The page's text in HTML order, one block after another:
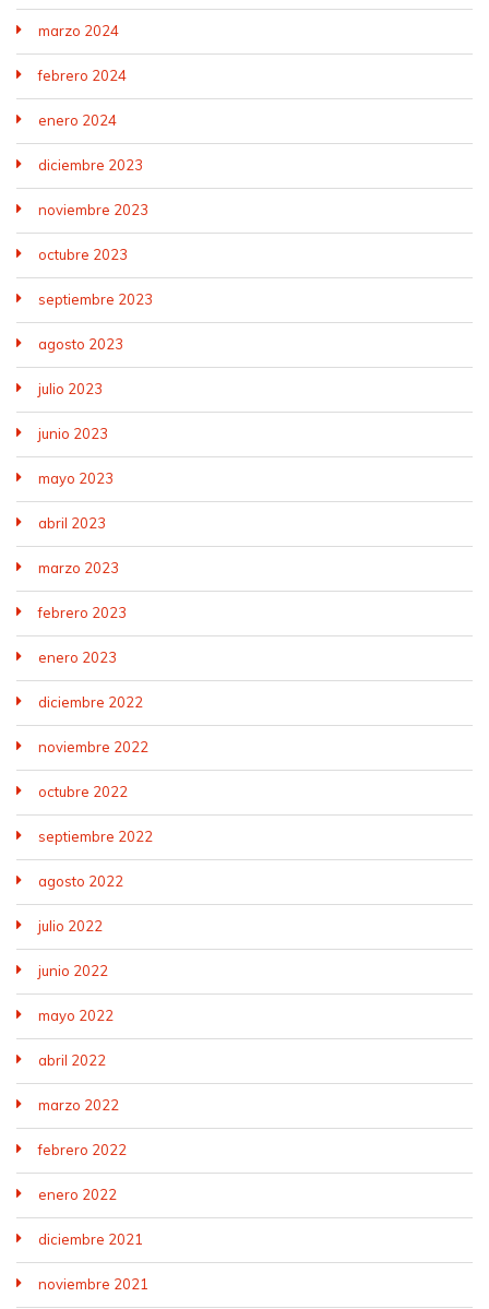
marzo 2024
febrero 2024
enero 2024
diciembre 2023
noviembre 2023
octubre 2023
septiembre 2023
agosto 2023
julio 2023
junio 2023
mayo 2023
abril 2023
marzo 2023
febrero 2023
enero 2023
diciembre 2022
noviembre 2022
octubre 2022
septiembre 2022
agosto 2022
julio 2022
junio 2022
mayo 2022
abril 2022
marzo 2022
febrero 2022
enero 2022
diciembre 2021
noviembre 2021